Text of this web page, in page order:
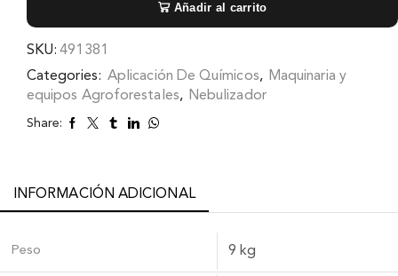
Añadir al carrito
SKU: 491381
Categories: Aplicación De Químicos, Maquinaria y
equipos Agroforestales, Nebulizador
Share:
INFORMACIÓN ADICIONAL
Peso 9 kg